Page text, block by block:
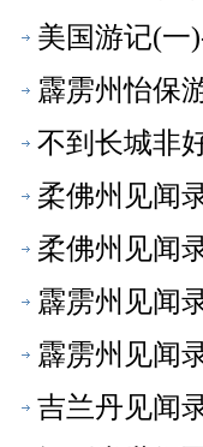
美国游记(一
霹雳州怡保
不到长城非
柔佛州见闻
柔佛州见闻
霹雳州见闻
霹雳州见闻
吉兰丹见闻